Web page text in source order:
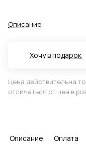
Описание
Хочу в подарок
Цена действительна
отличаться от цен в
Описание Оплата